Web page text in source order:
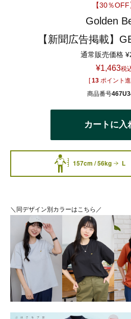
【30％OFF
Golden
【新聞広告掲載】
通常販売価格 ¥
¥1,463税
[ 13 ポイント
商品番号
カートに入
157cm / 56kg L
＼同デザイン別カラーはこちら／